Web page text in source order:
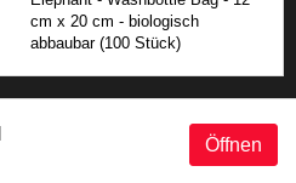
cm x 20 cm - biologisch
abbaubar (100 Stück)
Öffnen